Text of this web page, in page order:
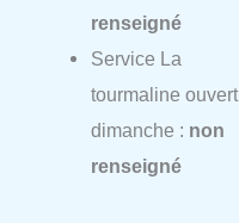
renseigné
Service La
tourmaline ouvert
dimanche : non
renseigné